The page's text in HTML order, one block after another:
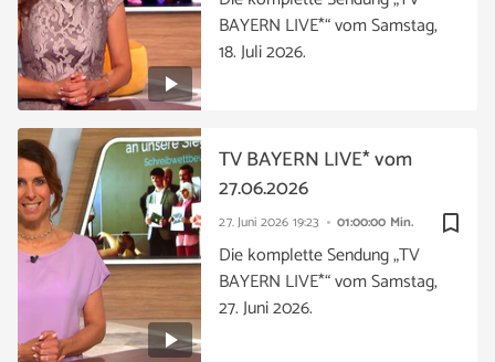
BAYERN LIVE*“ vom Samstag,
18. Juli 2026.
bookmark_border
27. Juni 2026 19:23 01:00:00 Min.
TV BAYERN LIVE* vom
27.06.2026
Die komplette Sendung „TV
BAYERN LIVE*“ vom Samstag,
27. Juni 2026.